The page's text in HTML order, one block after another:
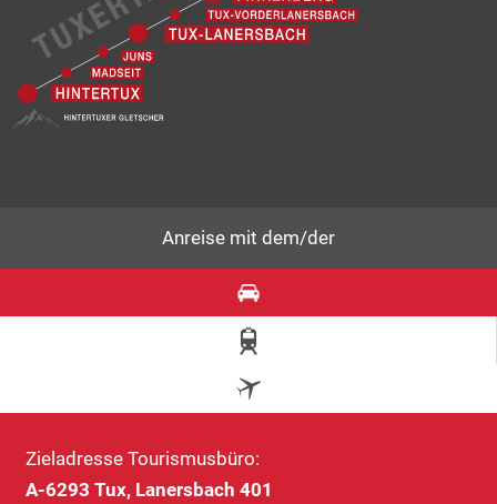
Anreise mit dem/der
Zieladresse Tourismusbüro:
A-6293 Tux, Lanersbach 401